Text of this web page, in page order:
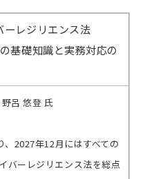
ーレジリエンス法
の基礎知識と実務対応の
呂 悠登 氏
2027年12月にはすべての
バーレジリエンス法を総点